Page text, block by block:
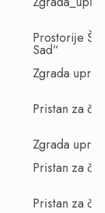
Prostorije
Sad“
Zgrada
Pristan za
Zgrada
Pristan za
Pristan za